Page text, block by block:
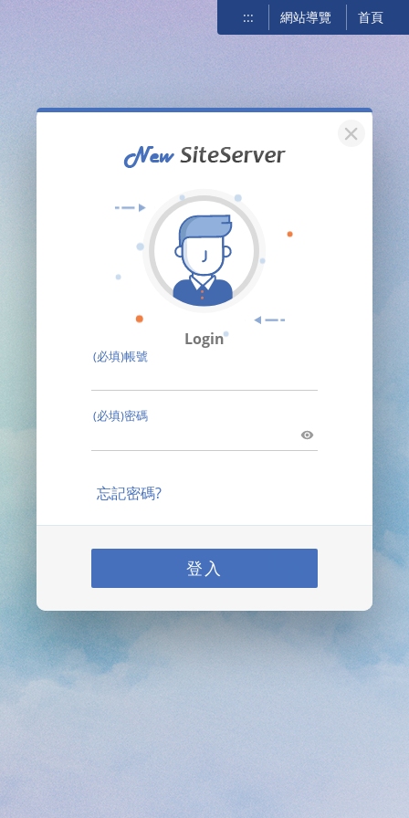
::: 網站導覽 首頁
關閉
Login
(必填)帳號
(必填)密碼
忘記密碼?
登入